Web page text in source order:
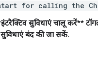
for calling the
सुविधाएं चालू करें**
बंद की जा सकें.